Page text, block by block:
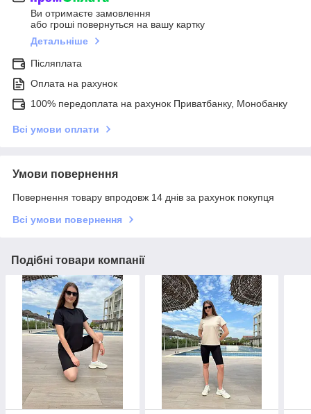
Ви отримаєте замовлення
або гроші повернуться на вашу картку
Детальніше
Післяплата
Оплата на рахунок
100% передоплата на рахунок Приватбанку, Монобанку
Всі умови оплати
Умови повернення
Повернення товару впродовж 14 днів за рахунок покупця
Всі умови повернення
Подібні товари компанії